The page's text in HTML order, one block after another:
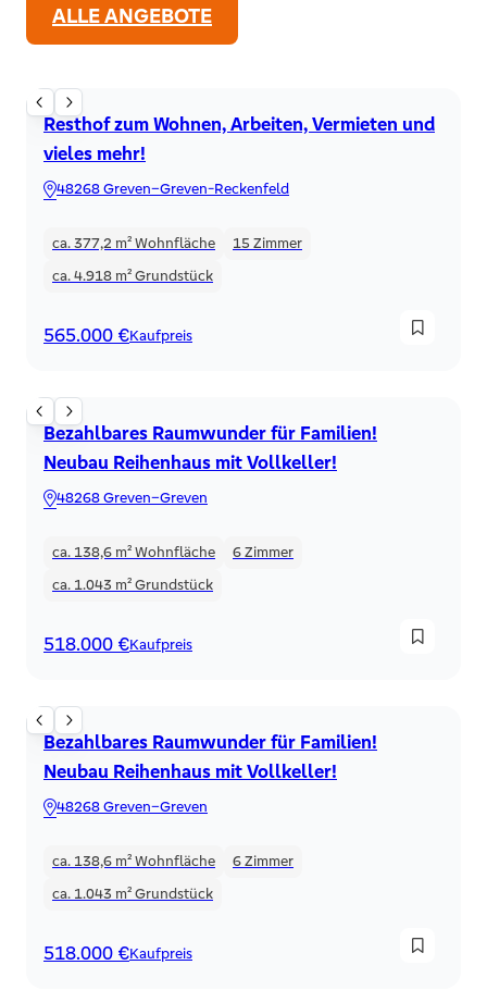
ALLE ANGEBOTE
Resthof zum Wohnen, Arbeiten, Vermieten und
vieles mehr!
48268 Greven–Greven-Reckenfeld
ca. 377,2 m²Wohnfläche 15 Zimmer
ca. 4.918 m²Grundstück
565.000 €Kaufpreis
Bezahlbares Raumwunder für Familien!
Neubau Reihenhaus mit Vollkeller!
48268 Greven–Greven
ca. 138,6 m²Wohnfläche 6Zimmer
ca. 1.043 m²Grundstück
518.000 €Kaufpreis
Bezahlbares Raumwunder für Familien!
Neubau Reihenhaus mit Vollkeller!
48268 Greven–Greven
ca. 138,6 m²Wohnfläche 6Zimmer
ca. 1.043 m²Grundstück
518.000 €Kaufpreis